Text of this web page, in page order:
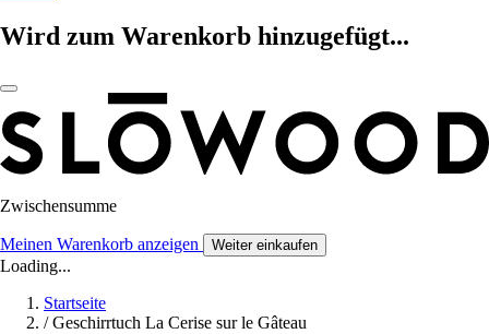
Wird zum Warenkorb hinzugefügt...
Zwischensumme
Meinen Warenkorb anzeigen Weiter einkaufen
Loading...
Startseite
/ Geschirrtuch La Cerise sur le Gâteau